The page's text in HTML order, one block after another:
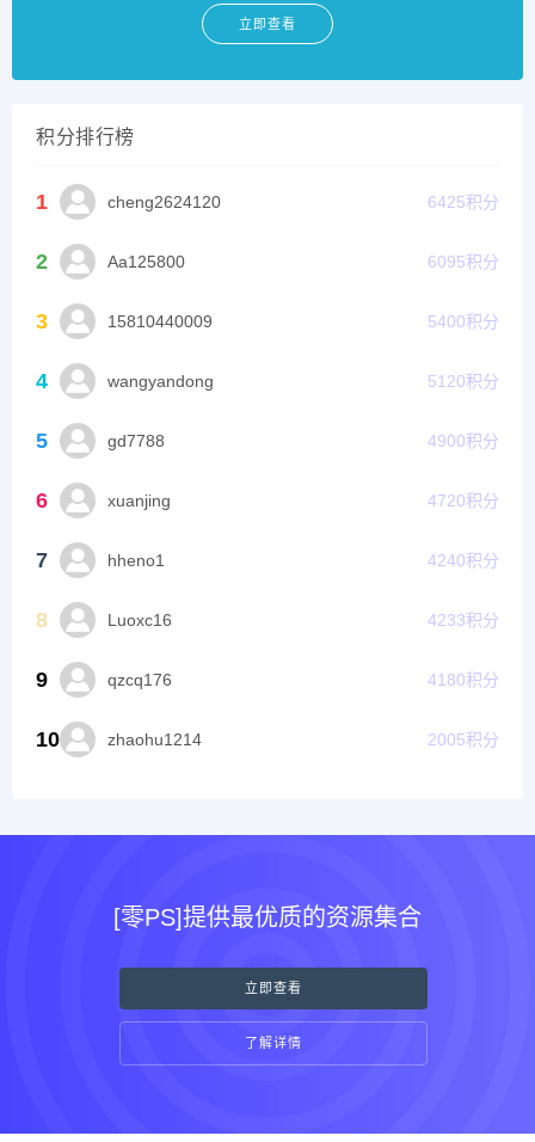
立即查看
积分排行榜
1 cheng2624120 6425积分
2 Aa125800 6095积分
3 15810440009 5400积分
4 wangyandong 5120积分
5 gd7788 4900积分
6 xuanjing 4720积分
7 hheno1 4240积分
8 Luoxc16 4233积分
9 qzcq176 4180积分
10 zhaohu1214 2005积分
[零PS]提供最优质的资源集合
立即查看
了解详情